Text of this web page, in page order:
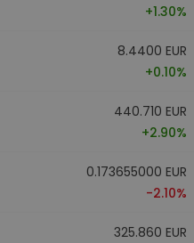
+1.30%
8.4400 EUR
+0.10%
440.710 EUR
+2.90%
0.173655000 EUR
-2.10%
325.860 EUR